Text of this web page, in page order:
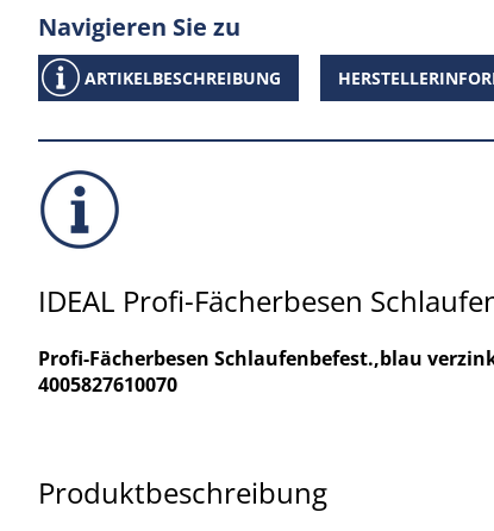
Navigieren Sie zu
ARTIKELBESCHREIBUNG
IDEAL Profi-Fächerbesen
Profi-Fächerbesen Schlaufenbefest.,blau
4005827610070
Produktbeschreibung